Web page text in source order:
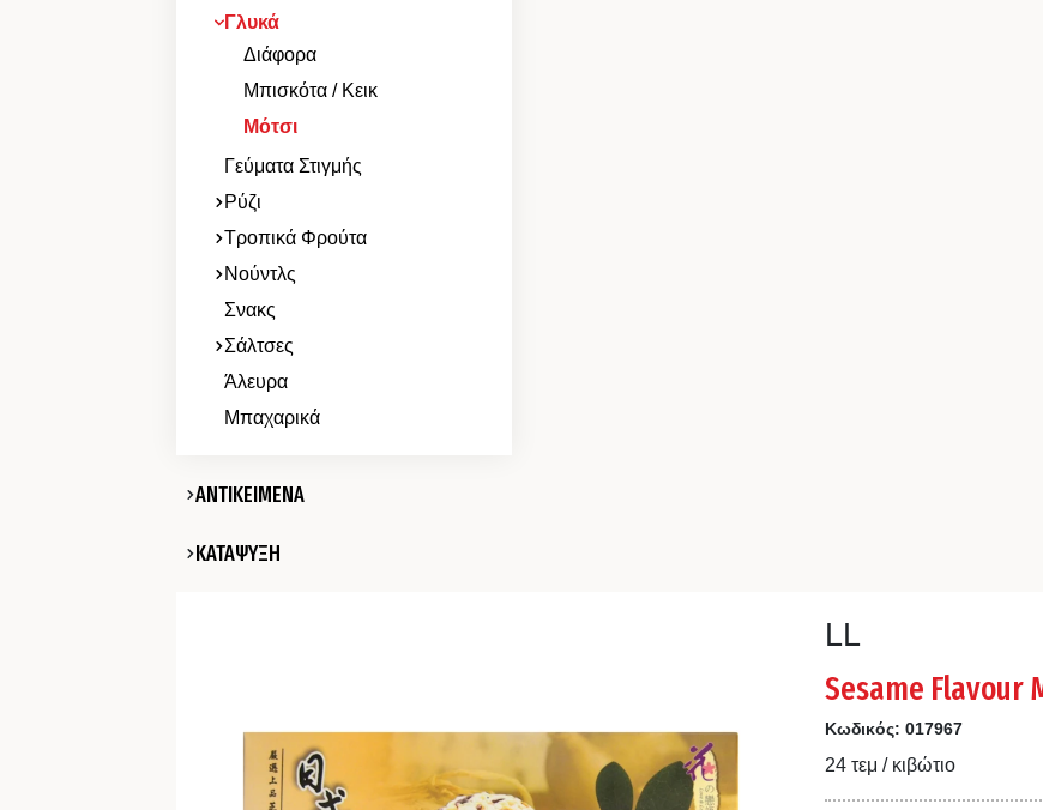
Γλυκά
Διάφορα
Μπισκότα / Κεικ
Μότσι
Γεύματα Στιγμής
Ρύζι
Τροπικά Φρούτα
Νούντλς
Σνακς
Σάλτσες
Άλευρα
Μπαχαρικά
ΑΝΤΙΚΕΙΜΕΝΑ
ΚΑΤΑΨΥΞΗ
LL
Sesame Flavour
Κωδικός: 017967
24 τεμ / κιβώτιο